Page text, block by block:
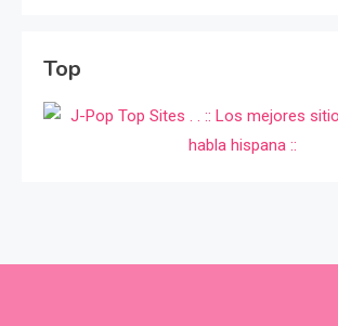
Top